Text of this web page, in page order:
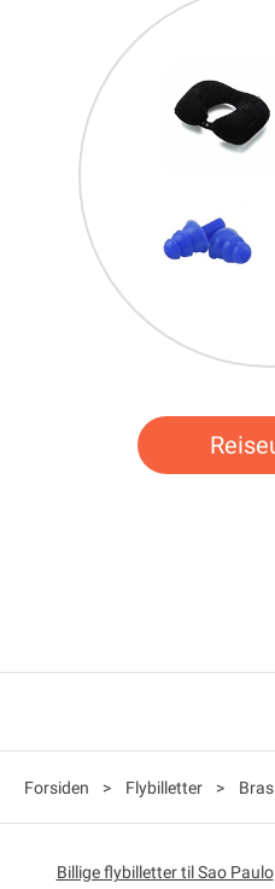
Forsiden > Flybilletter >
Billige flybilletter til Sao Paulo